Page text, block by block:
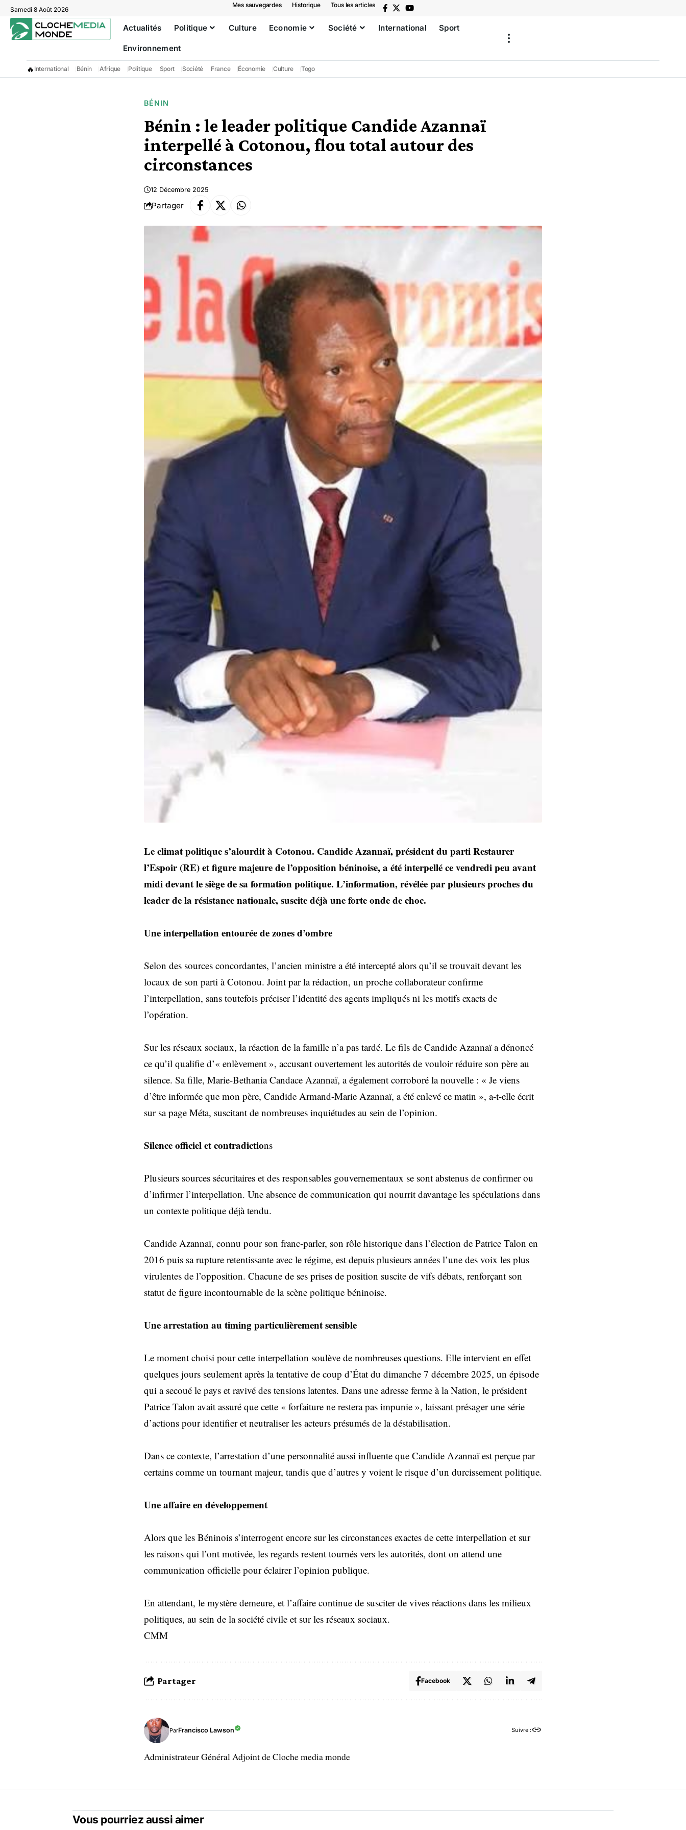
Samedi 8 Août 2026
Mes sauvegardes Historique Tous les articles
Actualités Politique Culture Economie Société International Sport
Environnement
🔥 International Bénin Afrique Politique Sport Société France Économie Culture Togo
BÉNIN
Bénin : le leader politique Candide Azannaï
interpellé à Cotonou, flou total autour des
circonstances
12 Décembre 2025
Partager
Le climat politique s’alourdit à Cotonou. Candide Azannaï, président du parti Restaurer
l’Espoir (RE) et figure majeure de l’opposition béninoise, a été interpellé ce vendredi peu avant
midi devant le siège de sa formation politique. L’information, révélée par plusieurs proches du
leader de la résistance nationale, suscite déjà une forte onde de choc.
Une interpellation entourée de zones d’ombre
Selon des sources concordantes, l’ancien ministre a été intercepté alors qu’il se trouvait devant les
locaux de son parti à Cotonou. Joint par la rédaction, un proche collaborateur confirme
l’interpellation, sans toutefois préciser l’identité des agents impliqués ni les motifs exacts de
l’opération.
Sur les réseaux sociaux, la réaction de la famille n’a pas tardé. Le fils de Candide Azannaï a dénoncé
ce qu’il qualifie d’« enlèvement », accusant ouvertement les autorités de vouloir réduire son père au
silence. Sa fille, Marie-Bethania Candace Azannaï, a également corroboré la nouvelle : « Je viens
d’être informée que mon père, Candide Armand-Marie Azannaï, a été enlevé ce matin », a-t-elle écrit
sur sa page Méta, suscitant de nombreuses inquiétudes au sein de l’opinion.
Silence officiel et contradictions
Plusieurs sources sécuritaires et des responsables gouvernementaux se sont abstenus de confirmer ou
d’infirmer l’interpellation. Une absence de communication qui nourrit davantage les spéculations dans
un contexte politique déjà tendu.
Candide Azannaï, connu pour son franc-parler, son rôle historique dans l’élection de Patrice Talon en
2016 puis sa rupture retentissante avec le régime, est depuis plusieurs années l’une des voix les plus
virulentes de l’opposition. Chacune de ses prises de position suscite de vifs débats, renforçant son
statut de figure incontournable de la scène politique béninoise.
Une arrestation au timing particulièrement sensible
Le moment choisi pour cette interpellation soulève de nombreuses questions. Elle intervient en effet
quelques jours seulement après la tentative de coup d’État du dimanche 7 décembre 2025, un épisode
qui a secoué le pays et ravivé des tensions latentes. Dans une adresse ferme à la Nation, le président
Patrice Talon avait assuré que cette « forfaiture ne restera pas impunie », laissant présager une série
d’actions pour identifier et neutraliser les acteurs présumés de la déstabilisation.
Dans ce contexte, l’arrestation d’une personnalité aussi influente que Candide Azannaï est perçue par
certains comme un tournant majeur, tandis que d’autres y voient le risque d’un durcissement politique.
Une affaire en développement
Alors que les Béninois s’interrogent encore sur les circonstances exactes de cette interpellation et sur
les raisons qui l’ont motivée, les regards restent tournés vers les autorités, dont on attend une
communication officielle pour éclairer l’opinion publique.
En attendant, le mystère demeure, et l’affaire continue de susciter de vives réactions dans les milieux
politiques, au sein de la société civile et sur les réseaux sociaux.
CMM
Partager Facebook
ParFrancisco Lawson Suivre :
Administrateur Général Adjoint de Cloche media monde
Vous pourriez aussi aimer